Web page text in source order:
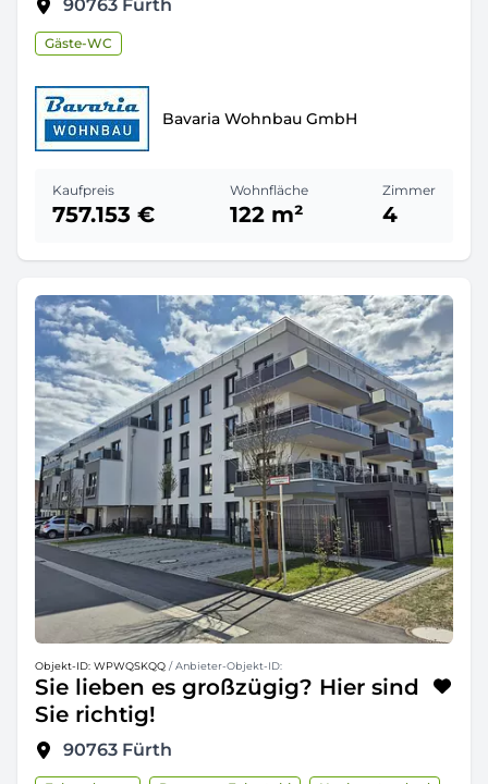
90763 Fürth
Gäste-WC
Bavaria Wohnbau GmbH
Kaufpreis
757.153 €
Wohnfläche
122 m²
Zimmer
4
Objekt-ID: WPWQSKQQ / Anbieter-Objekt-ID:
Sie lieben es großzügig? Hier sind
Sie richtig!
90763 Fürth